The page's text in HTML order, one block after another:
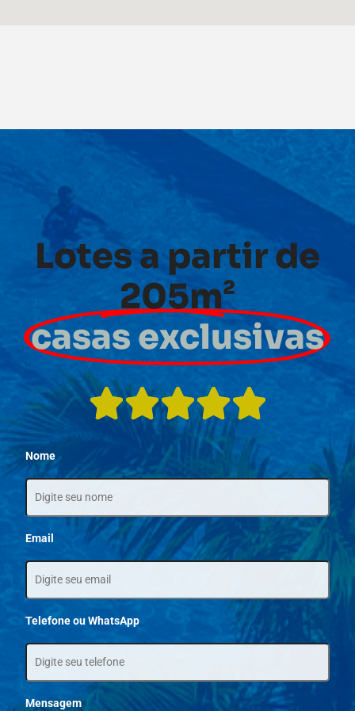
Lotes a partir de
205m²
casas exclusivas
Nome
Email
Telefone ou WhatsApp
Mensagem